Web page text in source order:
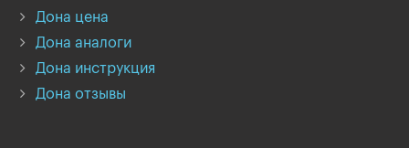
Дона цена
Дона аналоги
Дона инструкция
Дона отзывы